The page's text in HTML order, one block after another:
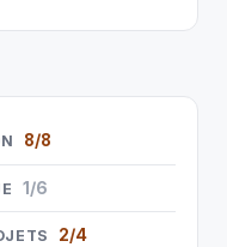
8/8
1/6
2/4